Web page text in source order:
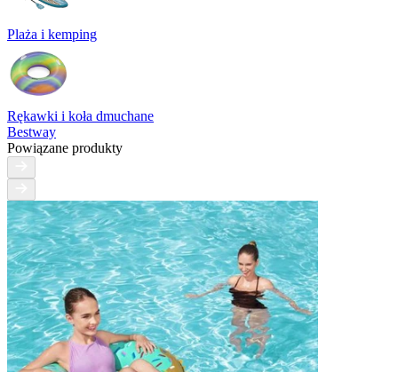
Plaża i kemping
Rękawki i koła dmuchane
Bestway
Powiązane produkty